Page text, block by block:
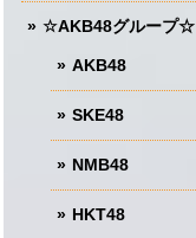
☆AKB48グループ☆
AKB48
SKE48
NMB48
HKT48